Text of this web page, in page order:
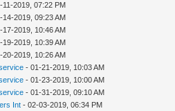
11-2019, 07:22 PM
14-2019, 09:23 AM
17-2019, 10:46 AM
19-2019, 10:39 AM
20-2019, 10:26 AM
- 01-21-2019, 10:03 AM
- 01-23-2019, 10:00 AM
- 01-31-2019, 09:10 AM
Int - 02-03-2019, 06:34 PM